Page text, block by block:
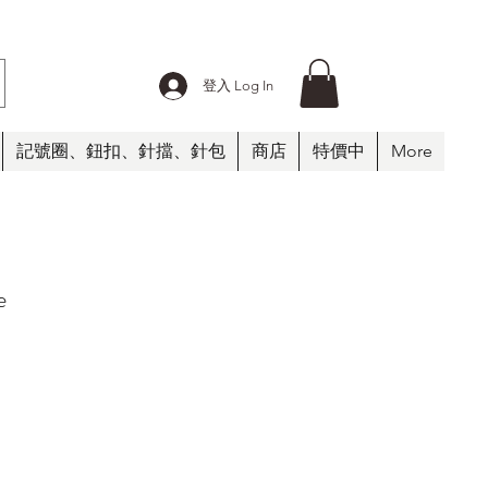
登入 Log In
記號圈、鈕扣、針擋、針包 商店 特價中 More